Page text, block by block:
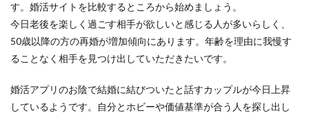
す。婚活サイトを比較するところから始めましょう。
今日老後を楽しく過ごす相手が欲しいと感じる人が多いらしく、
50歳以降の方の再婚が増加傾向にあります。年齢を理由に我慢す
ることなく相手を見つけ出していただきたいです。
婚活アプリのお陰で結婚に結びついたと話すカップルが今日上昇
しているようです。自分とホビーや価値基準が合う人を探し出し